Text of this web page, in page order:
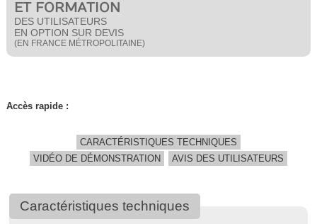
ET FORMATION
DES UTILISATEURS
EN OPTION SUR DEVIS
(EN FRANCE MÉTROPOLITAINE)
Accès rapide :
CARACTÉRISTIQUES TECHNIQUES
VIDÉO DE DÉMONSTRATION
AVIS DES UTILISATEURS
Caractéristiques techniques